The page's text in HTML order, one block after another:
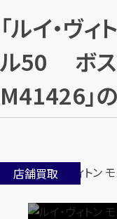
「ルイ・ヴ
ル50 ボス
M41426」
店舗買取